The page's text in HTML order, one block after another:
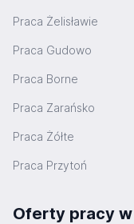
Praca Żelisławie
Praca Gudowo
Praca Borne
Praca Zarańsko
Praca Żółte
Praca Przytoń
Oferty pracy w